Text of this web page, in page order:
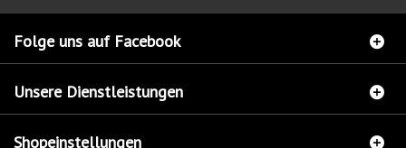
Folge uns auf Facebook
Unsere Dienstleistungen
Shopeinstellungen